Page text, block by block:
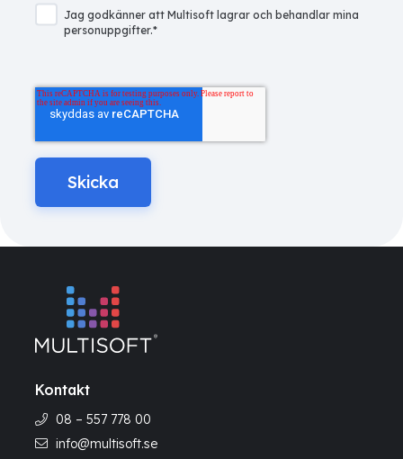
Jag godkänner att Multisoft lagrar och behandlar mina
personuppgifter.*
Kontakt
08 – 557 778 00
info@multisoft.se